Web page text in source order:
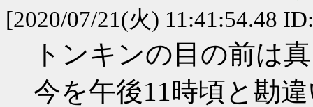
[2020/07/21(火) 11:41:54.48
トンキンの目の前は
今を午後11時頃と勘